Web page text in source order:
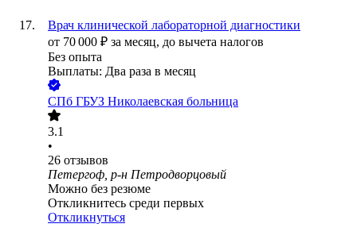
Врач клинической лабораторной диагностики
от 70 000 ₽ за месяц, до вычета налогов
Без опыта
Выплаты: Два раза в месяц
СПб ГБУЗ Николаевская больница
3.1
•
26 отзывов
Петергоф, р-н Петродворцовый
Можно без резюме
Откликнитесь среди первых
Откликнуться